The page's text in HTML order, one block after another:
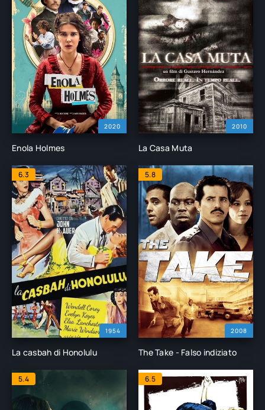
2020
Enola Holmes
2010
La Casa Muta
1954
6.3
La casbah di Honolulu
2008
5.8
The Take - Falso indiziato
5.4 6.5